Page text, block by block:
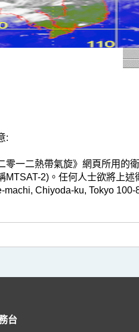
:
零一二熱帶氣旋》網頁所用的
MTSAT-2)。任何人士欲將上
machi, Chiyoda-ku, Tokyo 100-
台